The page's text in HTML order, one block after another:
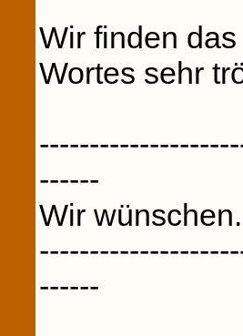
Wir finden
Wortes sehr
------
Wir
------